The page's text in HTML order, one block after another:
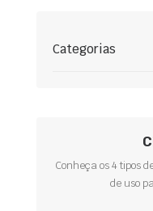
Categorias
Conheça os 4 tipos
de uso